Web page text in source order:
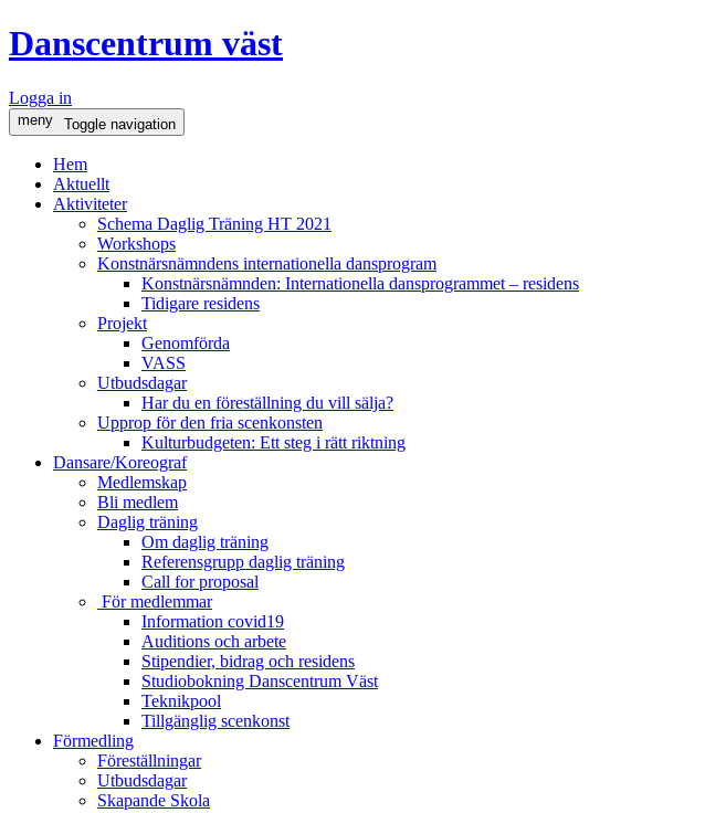
Danscentrum väst
Logga in
meny Toggle navigation
Hem
Aktuellt
Aktiviteter
Schema Daglig Träning HT 2021
Workshops
Konstnärsnämndens internationella dansprogram
Konstnärsnämnden: Internationella dansprogrammet – residens
Tidigare residens
Projekt
Genomförda
VASS
Utbudsdagar
Har du en föreställning du vill sälja?
Upprop för den fria scenkonsten
Kulturbudgeten: Ett steg i rätt riktning
Dansare/Koreograf
Medlemskap
Bli medlem
Daglig träning
Om daglig träning
Referensgrupp daglig träning
Call for proposal
För medlemmar
Information covid19
Auditions och arbete
Stipendier, bidrag och residens
Studiobokning Danscentrum Väst
Teknikpool
Tillgänglig scenkonst
Förmedling
Föreställningar
Utbudsdagar
Skapande Skola